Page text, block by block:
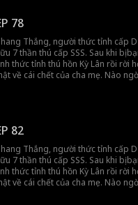
78
Thắng, người thức tỉnh cấp
7 thần thú cấp SSS. Sau khi bị
thức tỉnh thú hồn Kỳ Lân rồi rời
về cái chết của cha mẹ. Nào
82
Thắng, người thức tỉnh cấp
7 thần thú cấp SSS. Sau khi bị
thức tỉnh thú hồn Kỳ Lân rồi rời
về cái chết của cha mẹ. Nào